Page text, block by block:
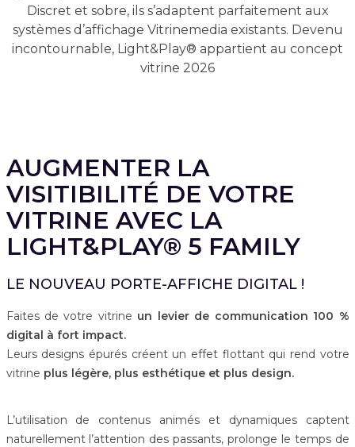
Discret et sobre, ils s’adaptent parfaitement aux
systèmes d’affichage Vitrinemedia existants. Devenu
incontournable, Light&Play® appartient au concept
vitrine 2026
AUGMENTER LA
VISITIBILITÉ DE VOTRE
VITRINE AVEC LA
LIGHT&PLAY® 5 FAMILY
LE NOUVEAU PORTE-AFFICHE DIGITAL !
Faites de votre vitrine un levier de communication 100 %
digital à fort impact.
Leurs designs épurés créent un effet flottant qui rend votre
vitrine plus légère, plus esthétique et plus design.
L’utilisation de contenus animés et dynamiques captent
naturellement l’attention des passants, prolonge le temps de